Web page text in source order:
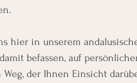
hier in unserem
befassen, auf
der Ihnen Einsicht